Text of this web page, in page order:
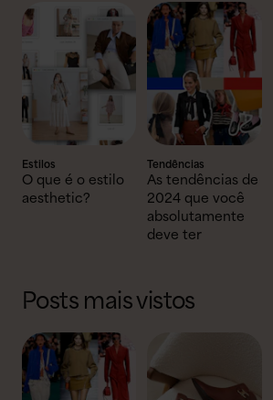
Estilos
O que é o estilo
aesthetic?
Tendências
As tendências de
2024 que você
absolutamente
deve ter
Posts mais vistos